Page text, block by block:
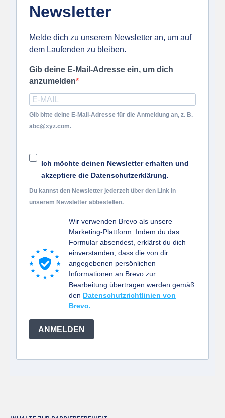
Newsletter
Melde dich zu unserem Newsletter an, um auf
dem Laufenden zu bleiben.
Gib deine E-Mail-Adresse ein, um dich
anzumelden
Gib bitte deine E-Mail-Adresse für die Anmeldung an, z. B.
abc@xyz.com.
Ich möchte deinen Newsletter erhalten und
akzeptiere die Datenschutzerklärung.
Du kannst den Newsletter jederzeit über den Link in
unserem Newsletter abbestellen.
Wir verwenden Brevo als unsere
Marketing-Plattform. Indem du das
Formular absendest, erklärst du dich
einverstanden, dass die von dir
angegebenen persönlichen
Informationen an Brevo zur
Bearbeitung übertragen werden gemäß
den Datenschutzrichtlinien von
Brevo.
ANMELDEN